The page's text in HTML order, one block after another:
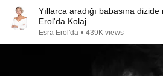
Yıllarca aradığı babasına dizide
Erol'da Kolaj
Esra Erol'da • 439K views